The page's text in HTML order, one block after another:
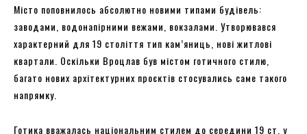
Місто поповнилось абсолютно новими типами будівель:
заводами, водонапірними вежами, вокзалами. Утворювався
характерний для 19 століття тип кам’яниць, нові житлові
квартали. Оскільки Вроцлав був містом готичного стилю,
багато нових архітектурних проєктів стосувались саме такого
напрямку.
Готика вважалась національним стилем до середини 19 ст. у